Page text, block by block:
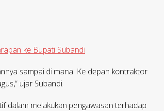
ke Bupati Subandi
sampai di mana. Ke depan kontraktor
ujar Subandi.
dalam melakukan pengawasan terhadap